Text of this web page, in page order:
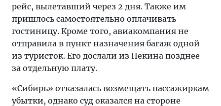
рейс, вылетавший через 2 дня. Также им
пришлось самостоятельно оплачивать
гостиницу. Кроме того, авиакомпания не
отправила в пункт назначения багаж одной
из туристок. Его дослали из Пекина позднее
за отдельную плату.
«Сибирь» отказалась возмещать пассажиркам
убытки, однако суд оказался на стороне